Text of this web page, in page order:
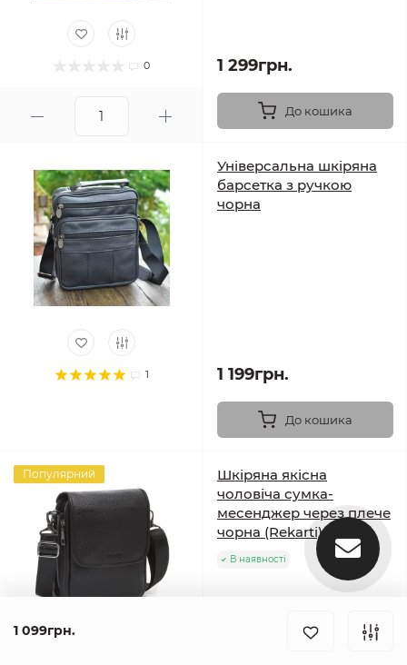
1 099грн.
0 1 299грн.
До кошика
1
Універсальна шкіряна
барсетка з ручкою
чорна
1 199грн.
До кошика
Популярний
Шкіряна якісна
чоловіча сумка-
месенджер через плече
чорна (Rekarti)
В наявності